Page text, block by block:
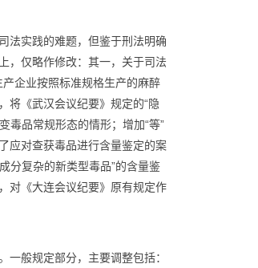
法实践的难题，但鉴于刑法明确
，仅略作修改：其一，关于司法
企业按照标准规格生产的麻醉
将《武汉会议纪要》规定的“隐
毒品常规形态的情形；增加“等”
应对查获毒品进行含量鉴定的案
分复杂的新类型毒品”的含量鉴
对《大连会议纪要》原有规定作
般规定部分，主要调整包括：